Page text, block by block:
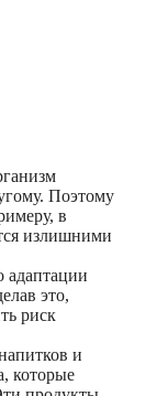
Поэтому
в
излишними
адаптации
это,
риск
и
которые